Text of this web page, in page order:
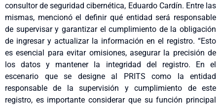
consultor de seguridad cibernética, Eduardo Cardín. Entre las
mismas, mencionó el definir qué entidad será responsable
de supervisar y garantizar el cumplimiento de la obligación
de ingresar y actualizar la información en el registro. “Esto
es esencial para evitar omisiones, asegurar la precisión de
los datos y mantener la integridad del registro. En el
escenario que se designe al PRITS como la entidad
responsable de la supervisión y cumplimiento de este
registro, es importante considerar que su función principal